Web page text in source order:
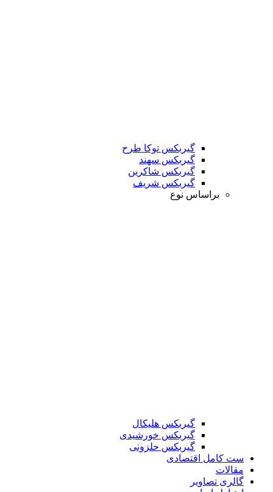
گیربکس توکا طرح
گیربکس سهند
گیربکس شاکرین
گیربکس شریف
براساس نوع
گیربکس هلیکال
گیربکس خورشیدی
گیربکس حلزونی
ست کامل اقتصادی
مقالات
گالری تصاویر